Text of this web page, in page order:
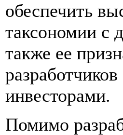
обеспечить
таксономии с
также ее
инвесторами.
Помимо